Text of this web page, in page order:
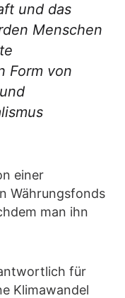
und das
Menschen
Form von
einer
Währungsfonds
man ihn
für
Klimawandel